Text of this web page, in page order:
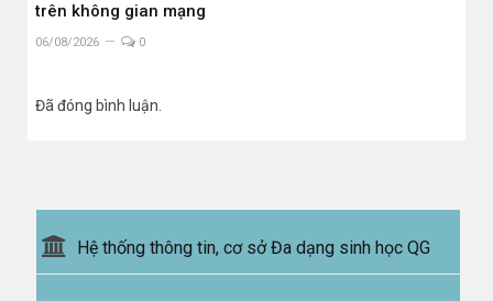
trên không gian mạng
06/08/2026 0
Đã đóng bình luận.
Hệ thống thông tin, cơ sở Đa dạng sinh học QG